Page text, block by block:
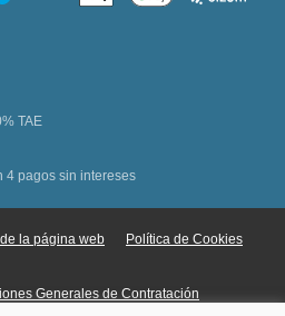
TAE
4 pagos sin intereses
la página web Política de Cookies
Generales de Contratación